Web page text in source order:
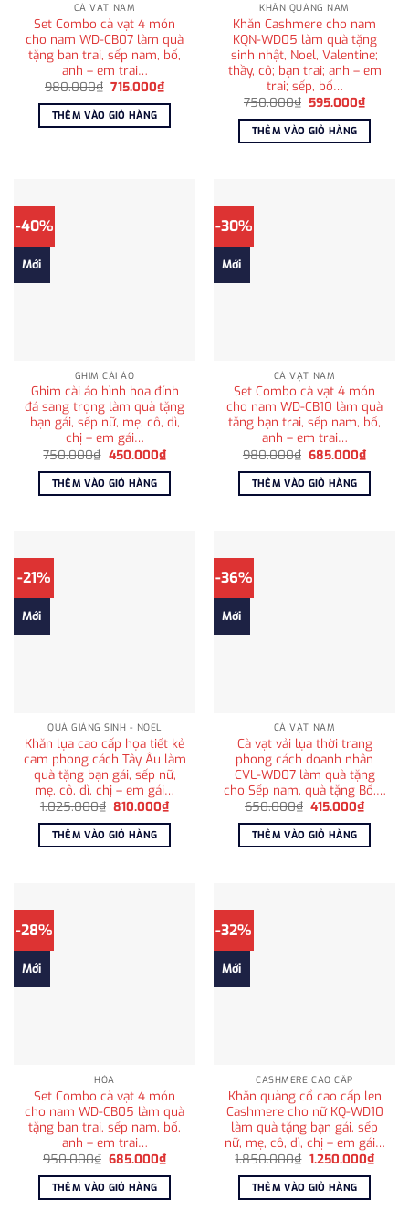
CÀ VẠT NAM
Set Combo cà vạt 4 món
cho nam WD-CB07 làm quà
tặng bạn trai, sếp nam, bố,
anh – em trai…
980.000₫ Giá
là:
980.000₫.
715.000₫Giá
hiện
tại
715.000₫.
THÊM VÀO GIỎ HÀNG
KHĂN QUÀNG NAM
Khăn Cashmere cho nam
KQN-WD05 làm quà tặng
sinh nhật, Noel, Valentine;
thầy, cô; bạn trai; anh – em
trai; sếp, bố…
750.000₫ Giá
là:
750.000₫.
595.000₫Giá
hiện
tại
THÊM VÀO GIỎ HÀNG
-40%
Mới
GHIM CÀI ÁO
Ghim cài áo hình hoa đính
đá sang trọng làm quà tặng
bạn gái, sếp nữ, mẹ, cô, dì,
chị – em gái…
750.000₫ Giá
là:
750.000₫.
450.000₫Giá
hiện
tại
450.000₫.
THÊM VÀO GIỎ HÀNG
-30%
Mới
CÀ VẠT NAM
Set Combo cà vạt 4 món
cho nam WD-CB10 làm quà
tặng bạn trai, sếp nam, bố,
anh – em trai…
980.000₫ Giá
là:
980.000₫.
685.000₫Giá
hiện
tại
THÊM VÀO GIỎ HÀNG
-21%
Mới
QUÀ GIÁNG SINH - NOEL
Khăn lụa cao cấp họa tiết kẻ
cam phong cách Tây Âu làm
quà tặng bạn gái, sếp nữ,
mẹ, cô, dì, chị – em gái…
1.025.000₫ Giá
là:
1.025.000₫.
810.000₫Giá
tại
THÊM VÀO GIỎ HÀNG
-36%
Mới
CÀ VẠT NAM
Cà vạt vải lụa thời trang
phong cách doanh nhân
CVL-WD07 làm quà tặng
cho Sếp nam. quà tặng Bố,…
650.000₫ Giá
là:
650.000₫.
415.000₫Giá
tại
THÊM VÀO GIỎ HÀNG
-28%
Mới
HỎA
Set Combo cà vạt 4 món
cho nam WD-CB05 làm quà
tặng bạn trai, sếp nam, bố,
anh – em trai…
950.000₫ Giá
là:
950.000₫.
685.000₫Giá
hiện
tại
685.000₫.
THÊM VÀO GIỎ HÀNG
-32%
Mới
CASHMERE CAO CẤP
Khăn quàng cổ cao cấp len
Cashmere cho nữ KQ-WD10
làm quà tặng bạn gái, sếp
nữ, mẹ, cô, dì, chị – em gái…
1.850.000₫ Giá
là:
1.850.000₫.
1.250.000₫Giá
hiện
THÊM VÀO GIỎ HÀNG